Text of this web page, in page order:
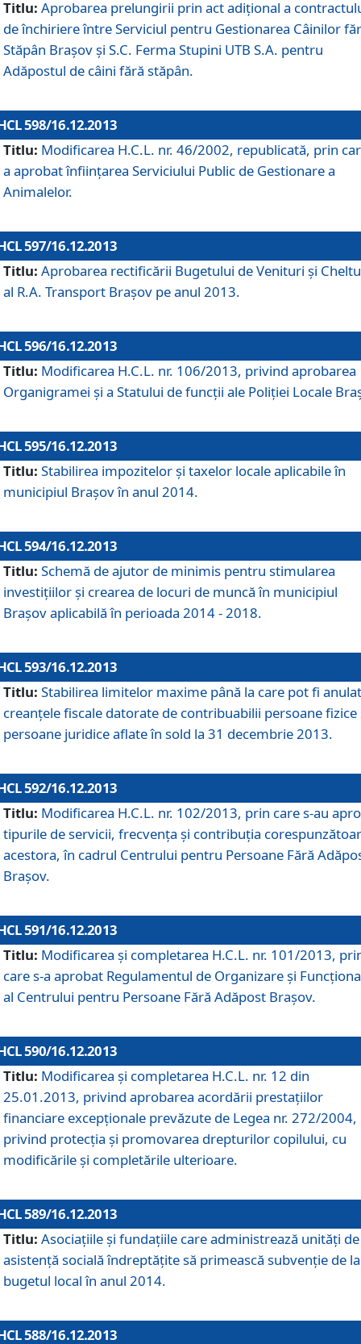
Titlu: Aprobarea prelungirii prin act adiţional a
de închiriere între Serviciul pentru Gestionarea Câinilor
Stăpân Braşov şi S.C. Ferma Stupini UTB S.A. pentru
Adăpostul de câini fără stăpân.
598/16.12.2013
Titlu: Modificarea H.C.L. nr. 46/2002, republicată, prin
a aprobat înfiinţarea Serviciului Public de Gestionare a
Animalelor.
597/16.12.2013
Titlu: Aprobarea rectificării Bugetului de Venituri şi
al R.A. Transport Braşov pe anul 2013.
596/16.12.2013
Titlu: Modificarea H.C.L. nr. 106/2013, privind aprobarea
Organigramei şi a Statului de funcţii ale Poliţiei Locale
595/16.12.2013
Titlu: Stabilirea impozitelor şi taxelor locale aplicabile în
municipiul Braşov în anul 2014.
594/16.12.2013
Titlu: Schemă de ajutor de minimis pentru stimularea
investiţiilor şi crearea de locuri de muncă în municipiul
Braşov aplicabilă în perioada 2014 - 2018.
593/16.12.2013
Titlu: Stabilirea limitelor maxime până la care pot fi
creanţele fiscale datorate de contribuabilii persoane fizice
persoane juridice aflate în sold la 31 decembrie 2013.
592/16.12.2013
Titlu: Modificarea H.C.L. nr. 102/2013, prin care s-au
tipurile de servicii, frecvenţa şi contribuţia
acestora, în cadrul Centrului pentru Persoane Fără
Braşov.
591/16.12.2013
Titlu: Modificarea şi completarea H.C.L. nr. 101/2013,
care s-a aprobat Regulamentul de Organizare şi
al Centrului pentru Persoane Fără Adăpost Braşov.
590/16.12.2013
Titlu: Modificarea şi completarea H.C.L. nr. 12 din
25.01.2013, privind aprobarea acordării prestaţiilor
financiare excepţionale prevăzute de Legea nr. 272/2004,
privind protecţia şi promovarea drepturilor copilului, cu
modificările şi completările ulterioare.
589/16.12.2013
Titlu: Asociaţiile şi fundaţiile care administrează unităţi de
asistenţă socială îndreptăţite să primească subvenţie de la
bugetul local în anul 2014.
588/16.12.2013